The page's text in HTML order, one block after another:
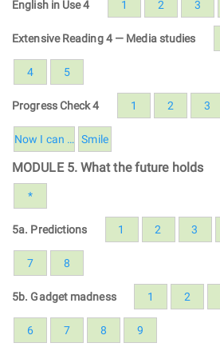
English in Use 4 1 2 3
Extensive Reading 4 — Media studies
4 5
Progress Check 4 1 2 3
Now I can … Smile
MODULE 5. What the future holds
*
5a. Predictions 1 2 3
7 8
5b. Gadget madness 1 2
6 7 8 9